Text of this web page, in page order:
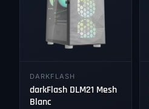
DARKFLASH
darkFlash DLM21 Mesh
Blanc